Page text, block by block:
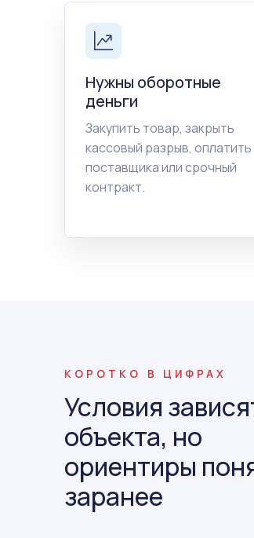
Нужны оборотные
деньги
Закупить товар, закрыть
кассовый разрыв, оплатить
поставщика или срочный
контракт.
КОРОТКО В ЦИФРАХ
Условия
объекта, но
ориентиры
заранее